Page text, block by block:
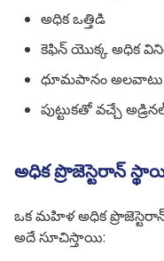
అధిక ఒత్తిడి
కెఫిన్ యొక్క అధిక
ధూమపానం అలవాటు
పుట్టుకతో వచ్చే
అధిక ప్రొజెస్టెరాన్
ఒక మహిళ అధిక
అదే సూచిస్తాయి: